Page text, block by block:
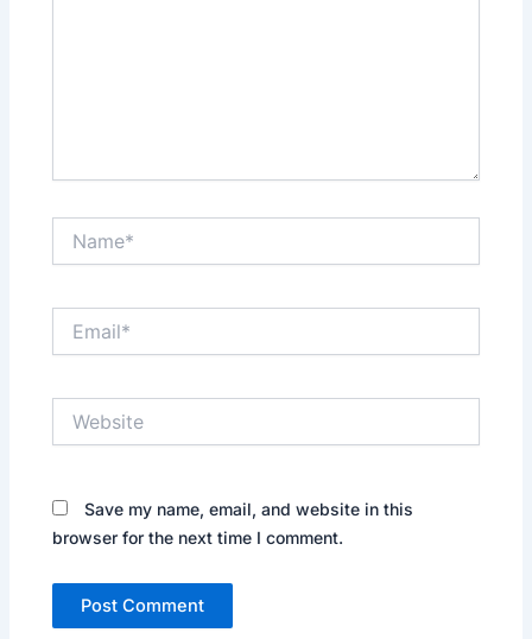
Save my name, email, and website in this
browser for the next time I comment.